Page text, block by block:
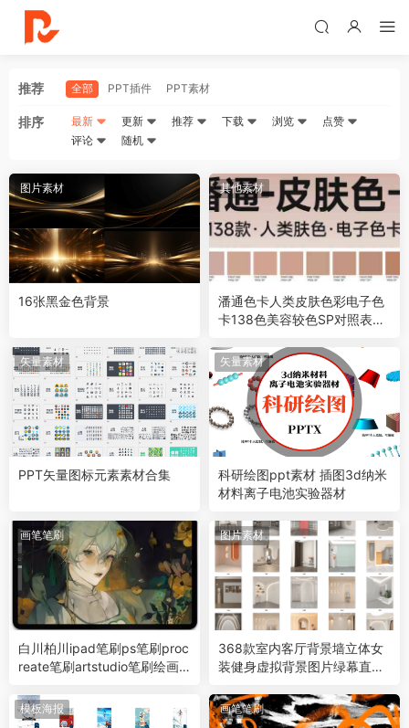
推荐 全部 PPT插件 PPT素材
排序 最新 更新 推荐 下载 浏览
点赞
评论
随机
图片素材
16张黑金色背景
其他素材
潘通色卡人类皮肤色彩电子色
卡138色美容较色SP对照表设
矢量素材
PPT矢量图标元素素材合集
矢量素材
科研绘图ppt素材 插图3d纳米
材料离子电池实验器材
画笔笔刷
白川柏川ipad笔刷ps笔刷proc
reate笔刷artstudio笔刷绘画
图片素材
368款室内客厅背景墙立体女
装健身虚拟背景图片绿幕直播
模板海报 画笔笔刷